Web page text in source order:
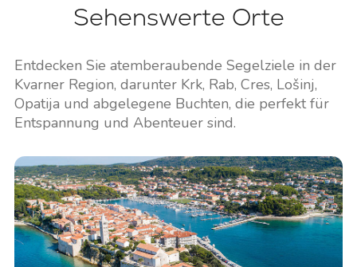
Sehenswerte Orte
Entdecken Sie atemberaubende Segelziele in der
Kvarner Region, darunter Krk, Rab, Cres, Lošinj,
Opatija und abgelegene Buchten, die perfekt für
Entspannung und Abenteuer sind.